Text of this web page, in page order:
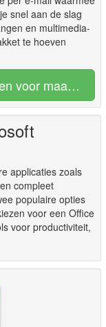
snel aan de slag
en multimedia-
te hoeven
maar €9,95
applicaties zoals
compleet
populaire opties
voor een Office
voor productiviteit,